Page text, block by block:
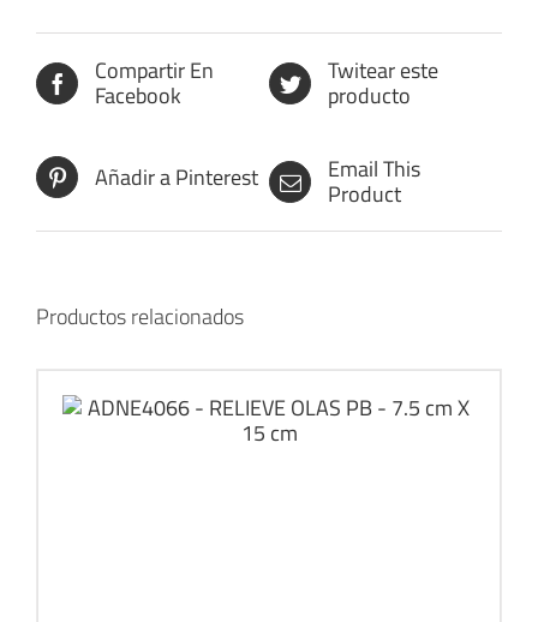
Compartir En
Facebook
Twitear este
producto
Añadir a Pinterest Email This
Product
Productos relacionados